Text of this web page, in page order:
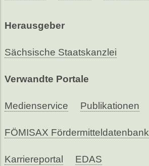
Herausgeber
Sächsische Staatskanzlei
Verwandte Portale
Medienservice Publikationen
FÖMISAX Fördermitteldatenbank
Karriereportal EDAS